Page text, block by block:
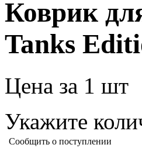
Коврик
Tanks
Цена за 1 шт
Укажите
Сообщить о поступлении